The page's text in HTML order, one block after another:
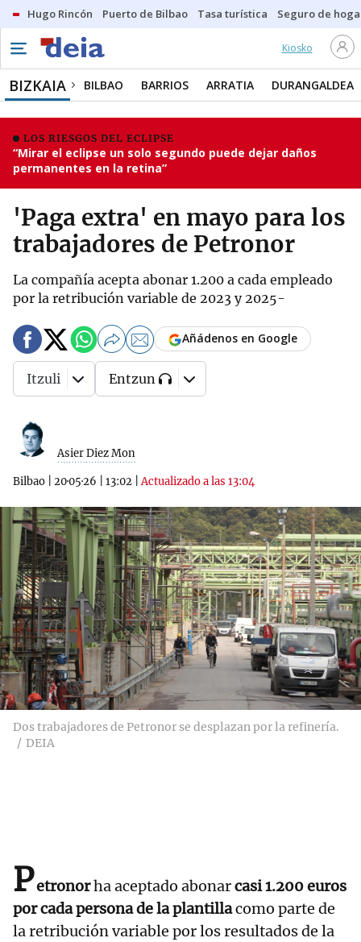
Hugo Rincón Puerto de Bilbao Tasa turística Seguro de
Kiosko
BIZKAIA BILBAO BARRIOS ARRATIA DURANGALDEA
LOS RIESGOS DEL ECLIPSE
“Mirar el eclipse un solo segundo puede dejar daños
permanentes en la retina”
'Paga extra' en mayo para los
trabajadores de Petronor
La compañía acepta abonar 1.200 a cada empleado
por la retribución variable de 2023 y 2025-
Asier Diez Mon
Bilbao 20·05·26 13:02 |Actualizado a las 13:04
Añádenos en Google
Itzuli Entzun
Dos trabajadores de Petronor se desplazan por la refinería.
DEIA
Petronorha aceptado abonarcasi 1.200 euros
por cada persona de la plantillacomo parte de
la retribución variable por los resultados de la